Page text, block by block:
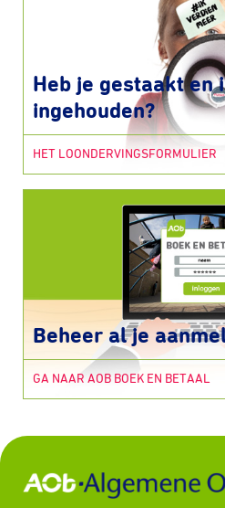
Heb je gestaakt en
ingehouden?
HET LOONDERVINGSFORMULIER
Beheer al je
GA NAAR AOB BOEK EN BETAAL